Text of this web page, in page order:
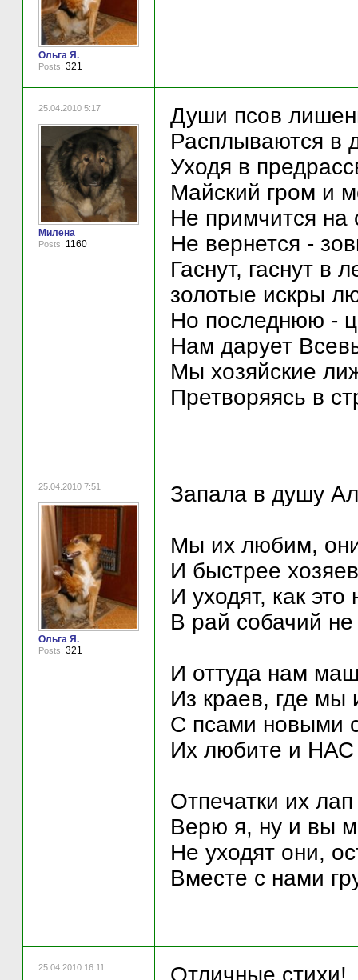
Ольга Я.
Posts: 321
25.04.2010 5:17
Милена
Posts: 1160
Души псов
Расплываются в
Уходя в
Майский гром и
Не примчится на
Не вернется -
Гаснут, гаснут в
золотые искры
Но последнюю -
Нам дарует
Мы хозяйские
Претворяясь в
25.04.2010 7:51
Ольга Я.
Posts: 321
Запала в душу
Мы их любим,
И быстрее
И уходят, как это
В рай собачий не
И оттуда нам
Из краев, где мы
С псами новыми
Их любите и НАС
Отпечатки их
Верю я, ну и вы
Не уходят они,
Вместе с нами
25.04.2010 16:11 Отличные стихи!